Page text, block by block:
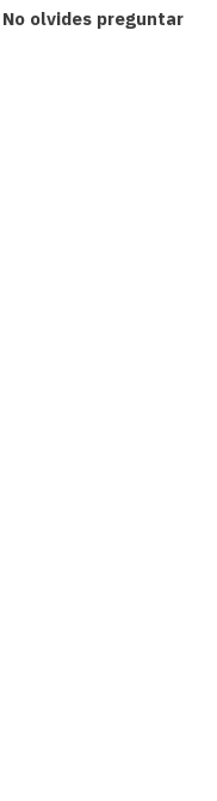
No olvides preguntar